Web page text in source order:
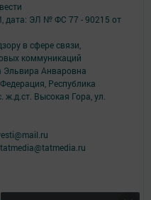
дата: ЭЛ № ФС 77 - 90215 от
в сфере связи,
коммуникаций
Эльвира Анваровна
Республика
ж.д.ст. Высокая Гора, ул.